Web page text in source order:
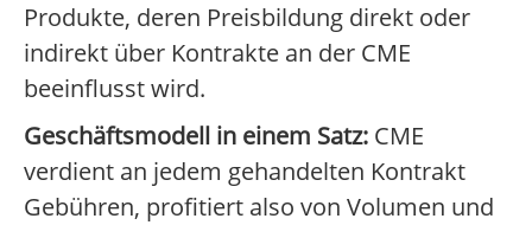
Produkte, deren Preisbildung direkt oder
indirekt über Kontrakte an der CME
beeinflusst wird.
Geschäftsmodell in einem Satz: CME
verdient an jedem gehandelten Kontrakt
Gebühren, profitiert also von Volumen und